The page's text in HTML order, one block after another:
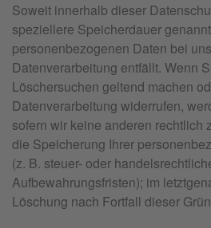
Soweit innerhalb dieser
speziellere Speicherdauer
personenbezogenen Daten bei
Datenverarbeitung entfällt. Wenn
Löschersuchen geltend machen
Datenverarbeitung widerrufen,
sofern wir keine anderen rechtlich
die Speicherung Ihrer
(z. B. steuer- oder
Aufbewahrungsfristen); im
Löschung nach Fortfall dieser